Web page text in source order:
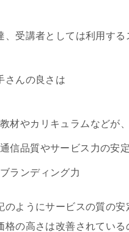
、受講者としては利用する
さんの良さは
教材やカリキュラムなどが
通信品質やサービス力の安
ブランディング力
のようにサービスの質の
格の高さは改善されてい